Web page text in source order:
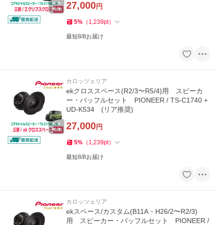
27,000円
5% （ 1,239pt）
最短8/8お届け
カロッツェリア
ekクロススペース(R2/3〜R5/4)用 スピーカ
ー・バッフルセット PIONEER / TS-C1740 +
UD-K534 (リア推奨)
27,000円
5% （ 1,239pt）
最短8/8お届け
カロッツェリア
ekスペース/カスタム(B11A・H26/2〜R2/3)
用 スピーカー・バッフルセット PIONEER /